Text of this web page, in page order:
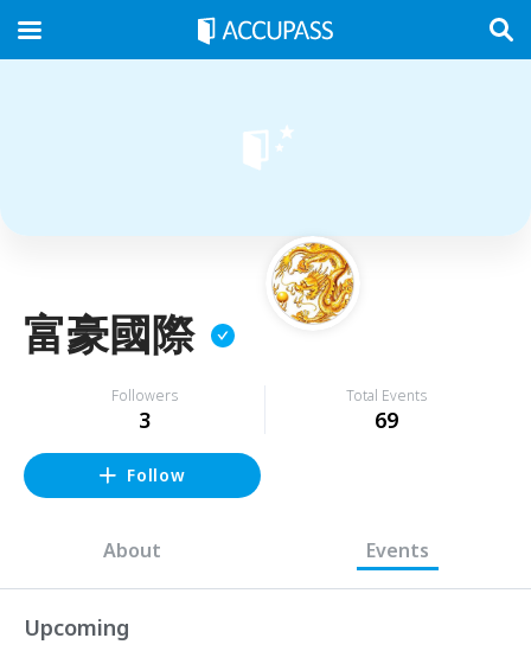
富豪國際
Followers
3
Total Events
69
Follow
About Events
Upcoming